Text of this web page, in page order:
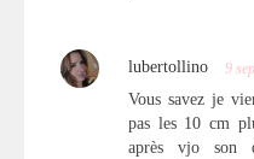
lubertollino 9
Vous savez je
pas les 10 cm
après vjo son